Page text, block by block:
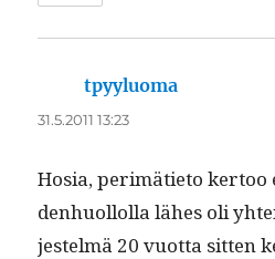
tpyyluoma
31.5.2011 13:23
Hosia, per­imäti­eto
den­huol­lol­la läh­es oli
jestelmä 20 vuot­ta sit­ten